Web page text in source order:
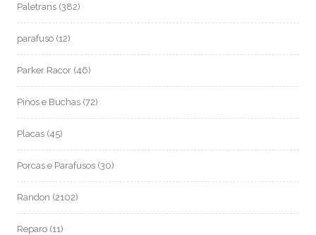
Paletrans (382)
parafuso (12)
Parker Racor (46)
Pinos e Buchas (72)
Placas (45)
Porcas e Parafusos (30)
Randon (2102)
Reparo (11)